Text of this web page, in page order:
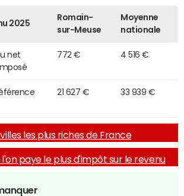
2025
Romain-
sur-Meuse
Moyenne
nationale
net
772 € 4 516 €
21 627 € 33 939 €
villes les plus riches de France
l'on paye le plus d'impôt sur le revenu